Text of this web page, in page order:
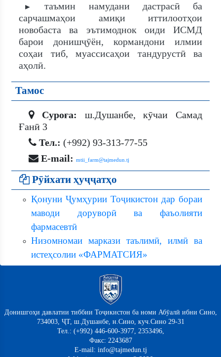
►
таъмин намудани дастрасӣ ба
сарчашмаҳои амиқи иттилоотҳои
новобаста ва эътимоднок оиди ИСМД
барои донишҷӯён, кормандони илмии
соҳаи тиб, муассисаҳои тандурустӣ ва
аҳолӣ.
Тамос
Суроға: ш.Душанбе, кӯчаи Самад
Ғанӣ 3
Тел.: (+992) 93-313-77-55
E-mail: mtii_farm@tajmedun.tj
Рӯйхати ҳуҷҷатҳо
Қонуни Ҷумҳурии Тоҷикистон дар бораи
маводи доруворӣ ва фаъолияти
фармасевтӣ
Низомномаи маркази таълимӣ, илмӣ ва
истеҳсолии «ФАРМАТСИЯ»
Донишгоҳи давлатии тиббии Тоҷикистон ба номи Абӯалӣ ибни Сино,
734003, ҶТ, ш.Душанбе, н.Сино, куч.Сино 29-31
Тел.: (+992) 446-600-3977, 2353496,
Факс: 2243687
E-mail: info@tajmedun.tj